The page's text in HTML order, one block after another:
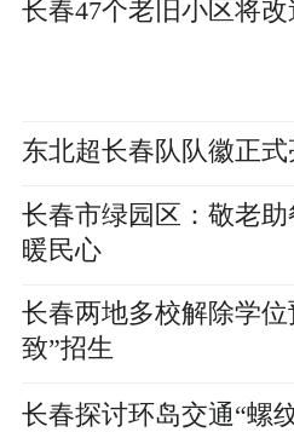
长春47个老旧小区将改
东北超长春队队徽正式
长春市绿园区：敬老
暖民心
长春两地多校解除学
致”招生
长春探讨环岛交通“螺